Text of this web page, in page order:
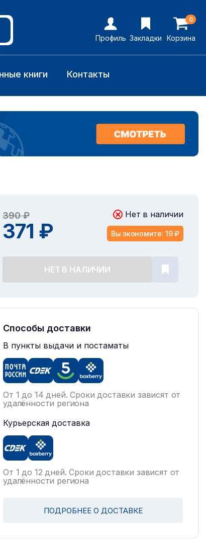
Профиль Закладки
0
Корзина
книги Контакты
390 ₽
371 ₽
Нет в наличии
Вы экономите: 19 ₽
НЕТ В НАЛИЧИИ
Способы доставки
В пункты выдачи и постаматы
От 1 до 14 дней. Сроки доставки зависят от
удалённости региона
Курьерская доставка
От 1 до 12 дней. Сроки доставки зависят от
удалённости региона
ПОДРОБНЕЕ О ДОСТАВКЕ